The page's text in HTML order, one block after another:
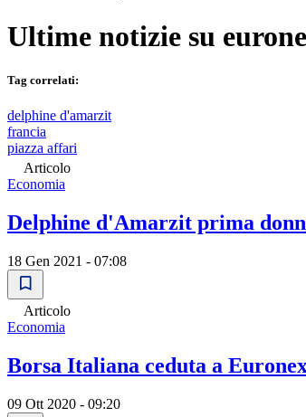
Ultime notizie su
Tag correlati:
delphine d'amarzit
francia
piazza affari
Articolo
Economia
Delphine d'Amarzit prima
18 Gen 2021 - 07:08
Articolo
Economia
Borsa Italiana ceduta a
09 Ott 2020 - 09:20